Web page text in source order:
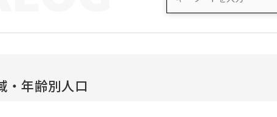
・年齢別人口